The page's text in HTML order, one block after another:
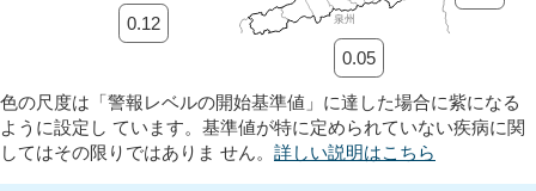
泉州
0.05
0.12
色の尺度は「警報レベルの開始基準値」に達した場合に紫になる
ように設定し ています。基準値が特に定められていない疾病に関
してはその限りではありま せん。 詳しい説明はこちら